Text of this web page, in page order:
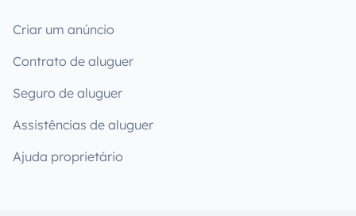
Criar um anúncio
Contrato de aluguer
Seguro de aluguer
Assistências de aluguer
Ajuda proprietário